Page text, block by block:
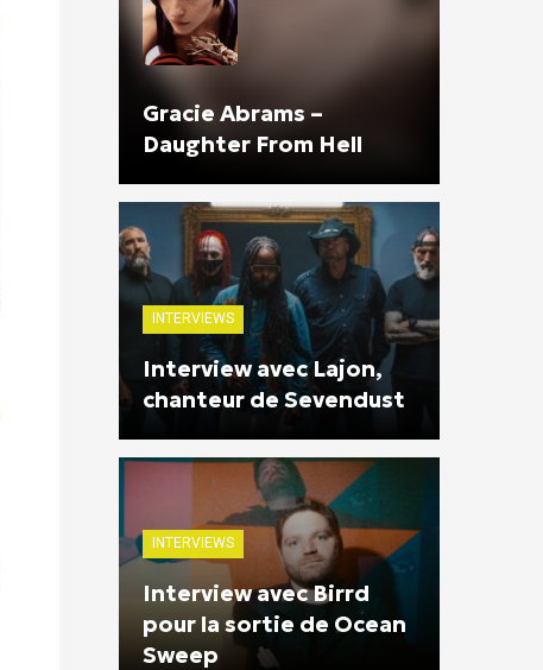
Gracie Abrams –
Daughter From Hell
INTERVIEWS
Interview avec Lajon,
chanteur de Sevendust
INTERVIEWS
Interview avec Birrd
pour la sortie de Ocean
Sweep